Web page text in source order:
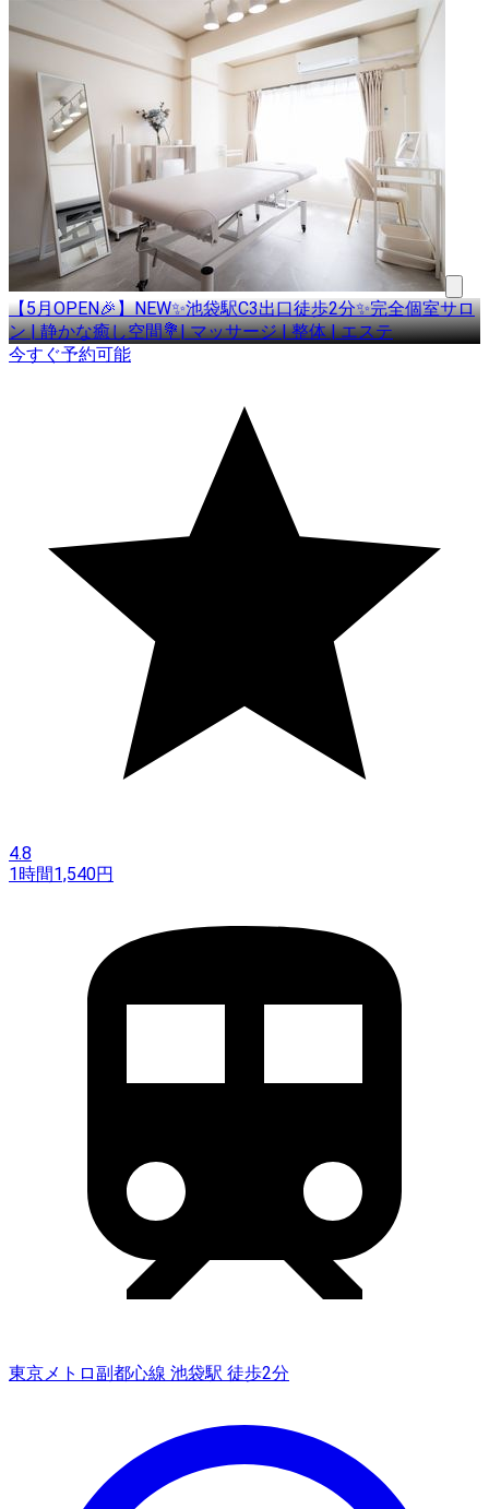
【5月OPEN🎉】NEW✨池袋駅C3出口徒歩2分✨完全個室サロ
ン | 静かな癒し空間💐| マッサージ | 整体 | エステ
今すぐ予約可能
4.8
1時間1,540円
東京メトロ副都心線 池袋駅 徒歩2分